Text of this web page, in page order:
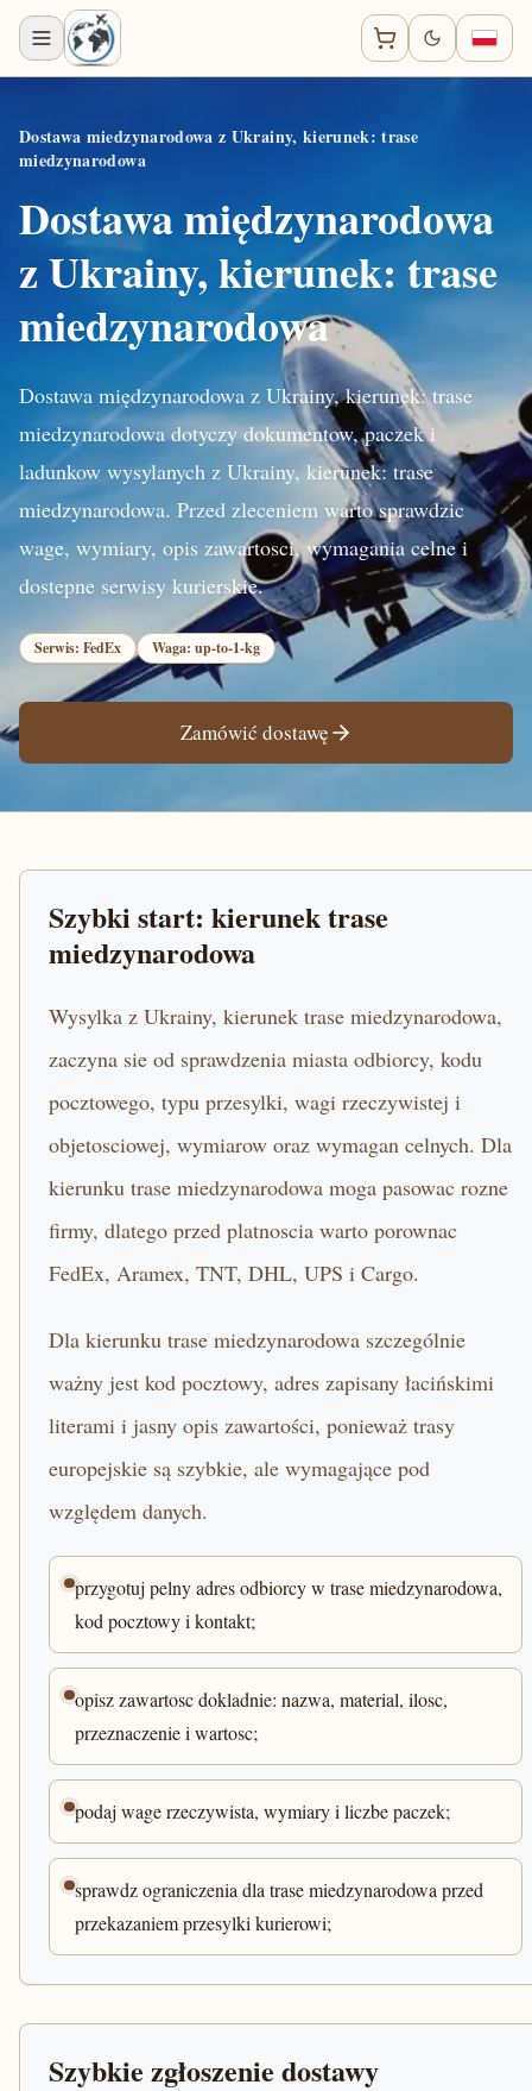
Dostawa miedzynarodowa z Ukrainy, kierunek: trase
miedzynarodowa
Dostawa międzynarodowa
z Ukrainy, kierunek: trase
miedzynarodowa
Dostawa międzynarodowa z Ukrainy, kierunek: trase
miedzynarodowa dotyczy dokumentow, paczek i
ladunkow wysylanych z Ukrainy, kierunek: trase
miedzynarodowa. Przed zleceniem warto sprawdzic
wage, wymiary, opis zawartosci, wymagania celne i
dostepne serwisy kurierskie.
Serwis: FedEx Waga: up-to-1-kg
Zamówić dostawę
Szybki start: kierunek trase
miedzynarodowa
Wysylka z Ukrainy, kierunek trase miedzynarodowa,
zaczyna sie od sprawdzenia miasta odbiorcy, kodu
pocztowego, typu przesylki, wagi rzeczywistej i
objetosciowej, wymiarow oraz wymagan celnych. Dla
kierunku trase miedzynarodowa moga pasowac rozne
firmy, dlatego przed platnoscia warto porownac
FedEx, Aramex, TNT, DHL, UPS i Cargo.
Dla kierunku trase miedzynarodowa szczególnie
ważny jest kod pocztowy, adres zapisany łacińskimi
literami i jasny opis zawartości, ponieważ trasy
europejskie są szybkie, ale wymagające pod
względem danych.
przygotuj pelny adres odbiorcy w trase miedzynarodowa,
kod pocztowy i kontakt;
opisz zawartosc dokladnie: nazwa, material, ilosc,
przeznaczenie i wartosc;
podaj wage rzeczywista, wymiary i liczbe paczek;
sprawdz ograniczenia dla trase miedzynarodowa przed
przekazaniem przesylki kurierowi;
Szybkie zgłoszenie dostawy